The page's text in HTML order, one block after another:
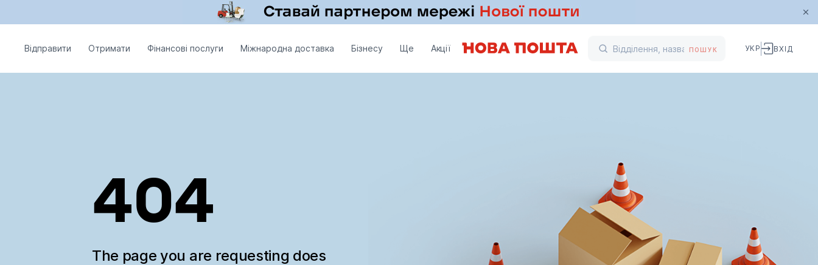
Відправити Отримати Фінансові послуги Міжнародна доставка Бізнесу Ще Акції ПОШУК УКР ВХІД
404
The page you are requesting does